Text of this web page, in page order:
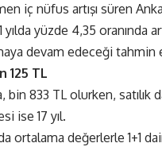
iç nüfus artışı süren
yılda yüzde 4,35 oranında
devam edeceği tahmin
125 TL
833 TL olurken, satılık
ise 17 yıl.
ortalama değerlerle 1+1